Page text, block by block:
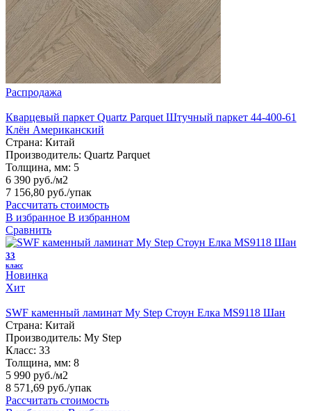
Распродажа
Кварцевый паркет Quartz Parquet Штучный паркет 44-400-61
Клён Американский
Страна: Китай
Производитель: Quartz Parquet
Толщина, мм: 5
6 390 руб./м2
7 156,80 руб./упак
Рассчитать стоимость
В избранное В избранном
Сравнить
33
класс
Новинка
Хит
SWF каменный ламинат My Step Стоун Елка MS9118 Шан
Страна: Китай
Производитель: My Step
Класс: 33
Толщина, мм: 8
5 990 руб./м2
8 571,69 руб./упак
Рассчитать стоимость